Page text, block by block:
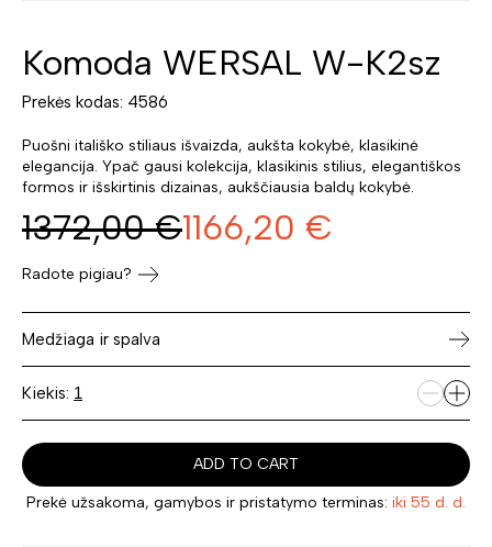
Komoda WERSAL W-K2sz
Prekės kodas: 4586
Puošni itališko stiliaus išvaizda, aukšta kokybė, klasikinė
elegancija. Ypač gausi kolekcija, klasikinis stilius, elegantiškos
formos ir išskirtinis dizainas, aukščiausia baldų kokybė.
1372,00 €1166,20 €
Radote pigiau?
Medžiaga ir spalva
Kiekis:
ADD TO CART
Prekė užsakoma, gamybos ir pristatymo terminas: iki 55 d. d.